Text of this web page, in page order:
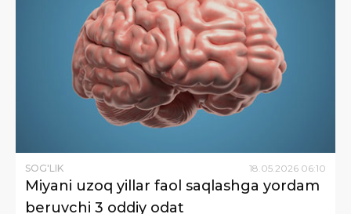
SOG'LIK 18.05.2026 06:10
Miyani uzoq yillar faol saqlashga yordam
beruvchi 3 oddiy odat